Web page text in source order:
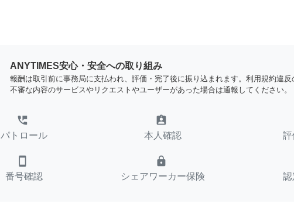
ANYTIMES安心・安全への取り組み
報酬は取引前に事務局に支払われ、評価・完了後に振り込まれます。利用規約違反
不審な内容のサービスやリクエストやユーザーがあった場合は通報してください。
perm_phone_msg
パトロール
assignment_ind
本人確認
smartphone
番号確認
lock
シェアワーカー保険